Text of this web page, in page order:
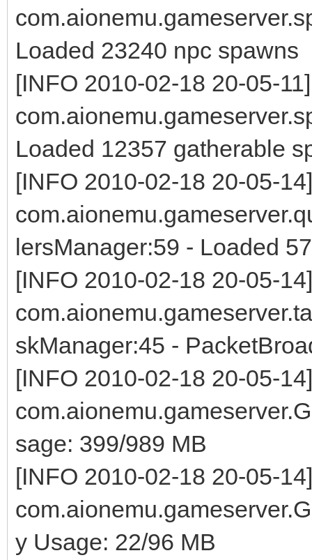
Loaded 23240 npc spawns
[INFO 2010-02-18 20-05-11]
Loaded 12357 gatherable
[INFO 2010-02-18 20-05-14]
lersManager:59 - Loaded
[INFO 2010-02-18 20-05-14]
skManager:45 -
[INFO 2010-02-18 20-05-14]
sage: 399/989 MB
[INFO 2010-02-18 20-05-14]
y Usage: 22/96 MB